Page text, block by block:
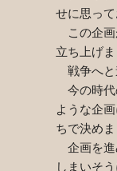
せに思って
この企画
立ち上げま
戦争へと
今の時代
ような企
ちで決めま
企画を進
しまいそ